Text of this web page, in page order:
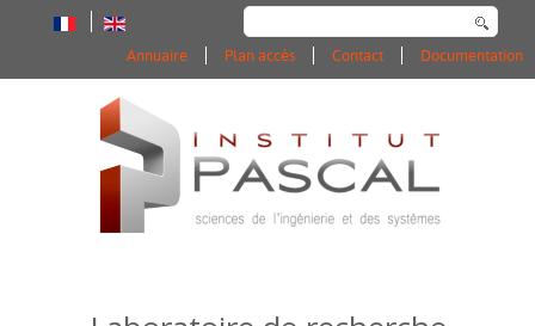
Rechercher
Documentation
Contact
Plan accès
Annuaire